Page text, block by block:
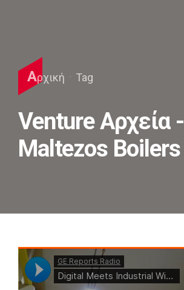
Αρχική Tag
Venture Αρχεία -
Maltezos Boilers